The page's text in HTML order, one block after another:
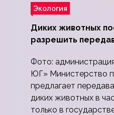
Экология
Диких животных
разрешить
Фото:
ЮГ» Министерство
предлагает
диких животных в
только в